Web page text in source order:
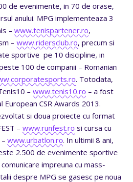
de evenimente, in 70 de orase,
anului. MPG implementeaza 3
–www.tenispartener.ro,
–www.ridersclub.ro, precum si
sportive pe 10 discipline, in
100 de companii – Romanian
. Totodata,
–www.tenis10.ro – a fost
European CSR Awards 2013.
si doua proiecte cu format
–www.runfest.ro si cursa cu
–www.urbatlon.ro. In ultimii 8 ani,
2.500 de evenimente sportive
impreuna cu mass-
despre MPG se gasesc pe noua